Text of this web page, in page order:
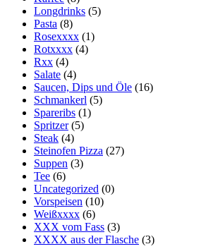
Longdrinks (5)
Pasta (8)
Rosexxxx (1)
Rotxxxx (4)
Rxx (4)
Salate (4)
Saucen, Dips und Öle (16)
Schmankerl (5)
Spareribs (1)
Spritzer (5)
Steak (4)
Steinofen Pizza (27)
Suppen (3)
Tee (6)
Uncategorized (0)
Vorspeisen (10)
Weißxxxx (6)
XXX vom Fass (3)
XXXX aus der Flasche (3)